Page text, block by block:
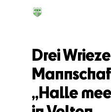
Drei
„Halle